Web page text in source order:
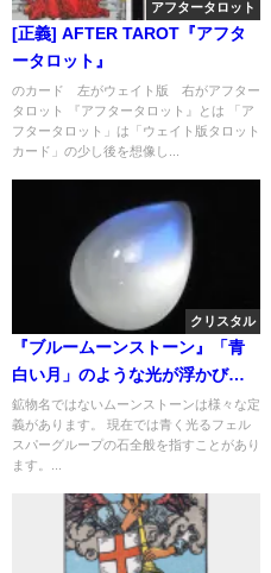
アフタータロット
[正義] AFTER TAROT『アフタ
ータロット』
のカード 左がウェイト版 右がアフター
タロット 『アフタータロット』とは 「ア
フタータロット」は「ウェイト版タロット
カード」の少し後を想像し...
クリスタル
『ブルームーンストーン』「青
白い月」のような光が浮かび上
がる宝石
鉱物名ではないムーンストーンは様々な定
義があります。 現在では青く光るフェル
スパーグループの石全般を指すことがあり
ます。...